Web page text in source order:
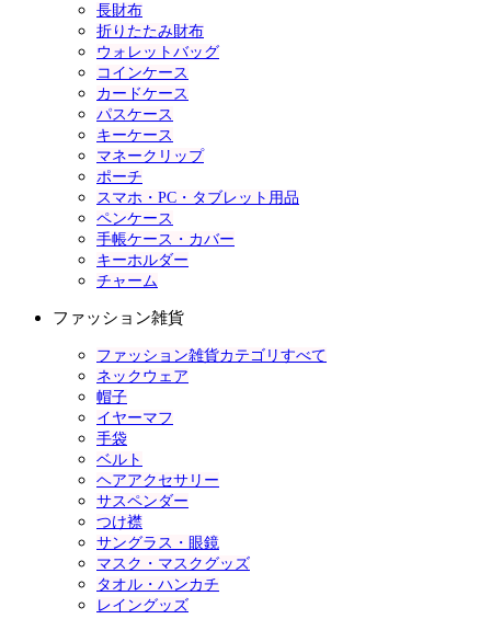
長財布
折りたたみ財布
ウォレットバッグ
コインケース
カードケース
パスケース
キーケース
マネークリップ
ポーチ
スマホ・PC・タブレット用品
ペンケース
手帳ケース・カバー
キーホルダー
チャーム
ファッション雑貨
ファッション雑貨カテゴリすべて
ネックウェア
帽子
イヤーマフ
手袋
ベルト
ヘアアクセサリー
サスペンダー
つけ襟
サングラス・眼鏡
マスク・マスクグッズ
タオル・ハンカチ
レイングッズ